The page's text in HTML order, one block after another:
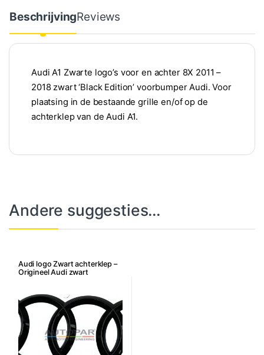
BeschrijvingReviews
Audi A1 Zwarte logo’s voor en achter 8X 2011 –
2018 zwart ‘Black Edition’ voorbumper Audi. Voor
plaatsing in de bestaande grille en/of op de
achterklep van de Audi A1.
Andere suggesties…
Audi logo Zwart achterklep –
Origineel Audi zwart